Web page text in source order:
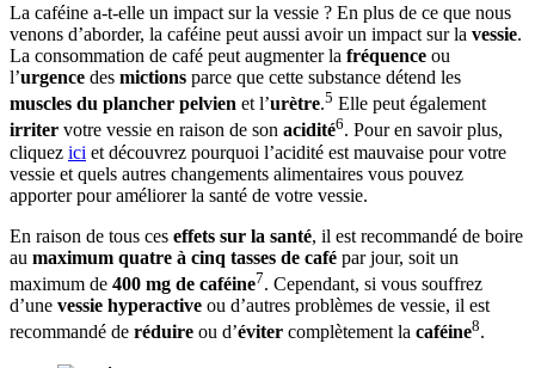
La caféine a-t-elle un impact sur la vessie ? En plus de ce que nous
venons d’aborder, la caféine peut aussi avoir un impact sur la vessie.
La consommation de café peut augmenter la fréquence ou
l’urgence des mictions parce que cette substance détend les
muscles du plancher pelvien et l’urètre.5 Elle peut également
irriter votre vessie en raison de son acidité6. Pour en savoir plus,
cliquez ici et découvrez pourquoi l’acidité est mauvaise pour votre
vessie et quels autres changements alimentaires vous pouvez
apporter pour améliorer la santé de votre vessie.
En raison de tous ces effets sur la santé, il est recommandé de boire
au maximum quatre à cinq tasses de café par jour, soit un
maximum de 400 mg de caféine7. Cependant, si vous souffrez
d’une vessie hyperactive ou d’autres problèmes de vessie, il est
recommandé de réduire ou d’éviter complètement la caféine8.